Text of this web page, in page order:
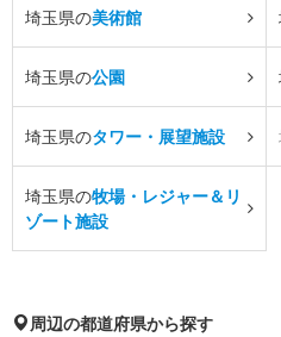
埼玉県の美術館
埼玉県の公園
埼玉県のタワー・展望施設
埼玉県の牧場・レジャー＆リ
ゾート施設
周辺の都道府県から探す